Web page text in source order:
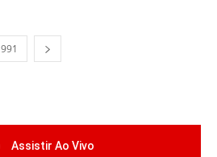
991
Assistir Ao Vivo